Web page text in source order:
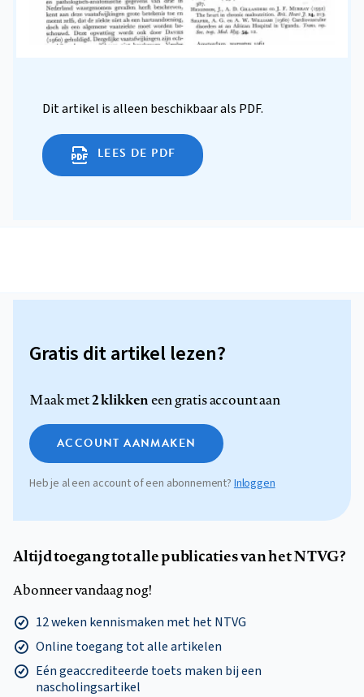
Dit artikel is alleen beschikbaar als PDF.
LEES DE PDF
Gratis dit artikel lezen?
Maak met2 klikkeneen gratis account aan
ACCOUNT AANMAKEN
Heb je al een account of een abonnement? Inloggen
Altijd toegang tot alle publicaties van het NTVG?
Abonneer vandaag nog!
12 weken kennismaken met het NTVG
Online toegang tot alle artikelen
Eén geaccrediteerde toets maken bij een
nascholingsartikel